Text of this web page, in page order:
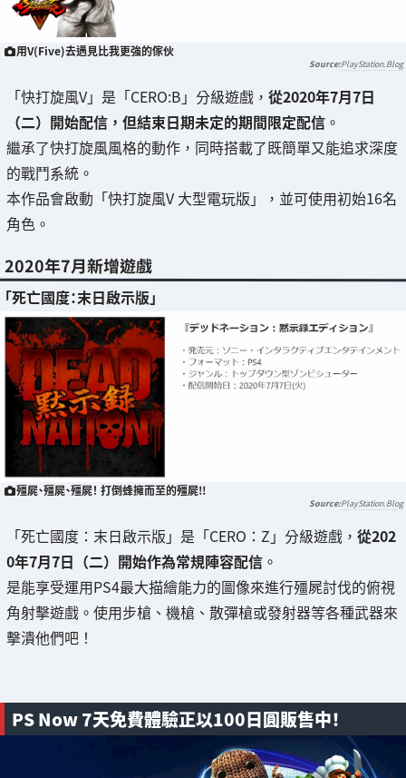
用V(Five)去遇見比我更強的傢伙
PlayStation.Blog
「快打旋風V」是「CERO:B」分級遊戲， 從2020年7月7日
（二）開始配信，但結束日期未定的期間限定配信 。
繼承了快打旋風風格的動作，同時搭載了既簡單又能追求深度
的戰鬥系統。
本作品會啟動「快打旋風V 大型電玩版」，並可使用初始16名
角色。
2020年7月新增遊戲
「死亡國度：末日啟示版」
殭屍、殭屍、殭屍！ 打倒蜂擁而至的殭屍!!
PlayStation.Blog
「死亡國度：末日啟示版」是「CERO：Z」分級遊戲， 從202
0年7月7日（二）開始作為常規陣容配信 。
是能享受運用PS4最大描繪能力的圖像來進行殭屍討伐的俯視
角射擊遊戲。使用步槍、機槍、散彈槍或發射器等各種武器來
擊潰他們吧！
PS Now 7天免費體驗正以100日圓販售中！